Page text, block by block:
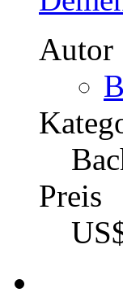
Autor
Preis